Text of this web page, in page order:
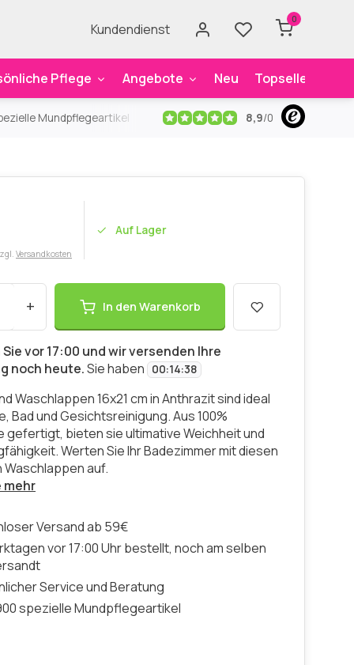
Kundendienst
0
Pflege Angebote Neu Topseller
Mundpflegeartikel Kostenloser Versandab 59€
8,9/0
Versandkosten
Auf Lager
+ In den Warenkorb
vor 17:00 und wir versenden Ihre
noch heute.Sie haben 00:14:37
Waschlappen 16x21 cm in Anthrazit sind ideal
Bad und Gesichtsreinigung. Aus 100%
gefertigt, bieten sie ultimative Weichheit und
Werten Sie Ihr Badezimmer mit diesen
Waschlappen auf.
mehr
Versand ab 59€
vor 17:00 Uhr bestellt, noch am selben
Service und Beratung
spezielle Mundpflegeartikel